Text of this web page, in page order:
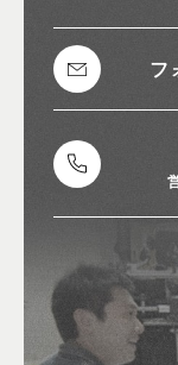
フ